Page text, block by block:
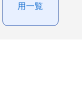
用一覧